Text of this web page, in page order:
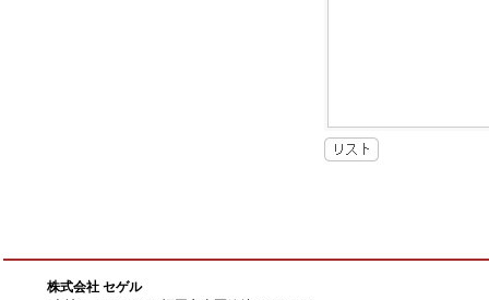
株式会社 セゲル